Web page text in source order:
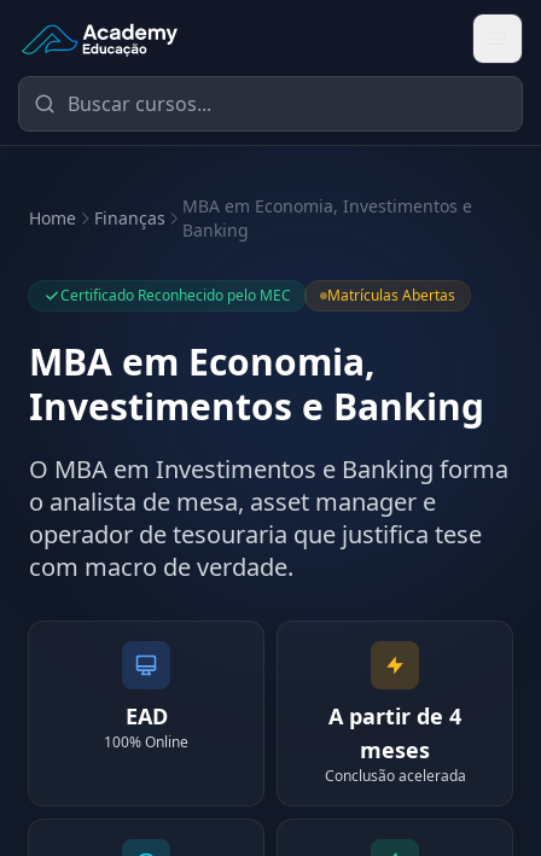
Academy Educação — Página Inicial
Home Finanças
MBA em Economia, Investimentos e
Banking
Certificado Reconhecido pelo MEC Matrículas Abertas
MBA em Economia,
Investimentos e Banking
O MBA em Investimentos e Banking forma
o analista de mesa, asset manager e
operador de tesouraria que justifica tese
com macro de verdade.
EAD
100% Online
A partir de 4
meses
Conclusão acelerada